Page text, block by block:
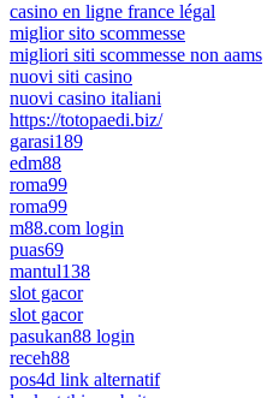
casino en ligne france légal
miglior sito scommesse
migliori siti scommesse non aams
nuovi siti casino
nuovi casino italiani
https://totopaedi.biz/
garasi189
edm88
roma99
roma99
m88.com login
puas69
mantul138
slot gacor
slot gacor
pasukan88 login
receh88
pos4d link alternatif